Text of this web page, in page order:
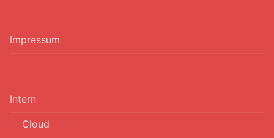
Impressum
Intern
Cloud